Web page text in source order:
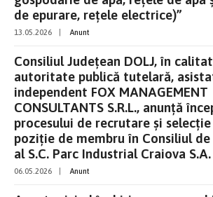
de epurare, rețele electrice)”
13.05.2026 Anunt
Consiliul Județean DOLJ, în
autoritate publică tutelară,
independent FOX MANAGEMENT
CONSULTANTS S.R.L., anunţă
procesului de recrutare şi
poziţie de membru în Consiliul
al S.C. Parc Industrial Craiova S.A.
06.05.2026 Anunt